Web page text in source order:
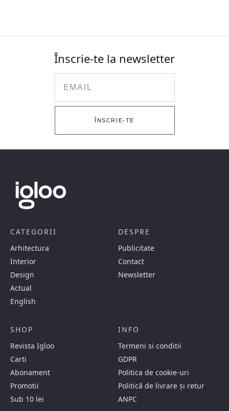
Înscrie-te la newsletter
ÎNSCRIE-TE
CATEGORII
Arhitectura
Interior
Design
Actual
English
DESPRE
Publicitate
Contact
Newsletter
SHOP
Revista Igloo
Carti
Abonament
Promotii
Sub 10 lei
INFO
Termeni si conditii
GDPR
Politica de cookie-uri
Politică de livrare și retur
ANPC